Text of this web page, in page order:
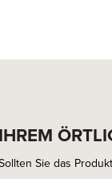
Sie das